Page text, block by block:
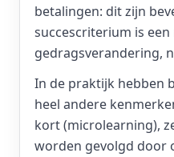
betalingen: dit zijn
succescriterium is
gedragsverandering,
In de praktijk hebben
heel andere
kort (microlearning),
worden gevolgd door